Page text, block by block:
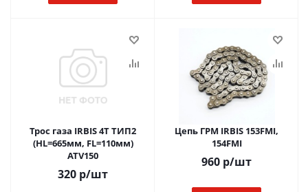
Трос газа IRBIS 4Т ТИП2
(HL=665мм, FL=110мм)
ATV150
320 р/шт
Цепь ГРМ IRBIS 153FMI,
154FMI
960 р/шт